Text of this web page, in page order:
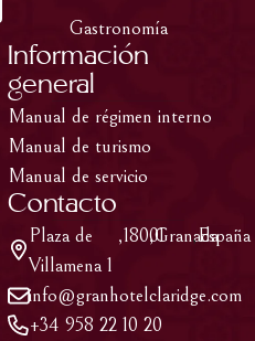
Gastronomía
Información
general
Manual de régimen interno
Manual de turismo
Manual de servicio
Contacto
Plaza de
Villamena 1
,18001
,Granada
,España
info@granhotelclaridge.com
+34 958 22 10 20